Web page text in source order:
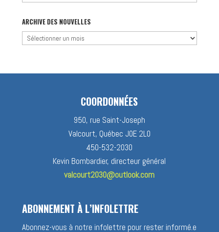
catégorie
ARCHIVE DES NOUVELLES
Archive
COORDONNÉES
950, rue Saint-Joseph
Valcourt, Québec J0E 2L0
450-532-2030
Kevin Bombardier, directeur général
valcourt2030@outlook.com
ABONNEMENT À L’INFOLETTRE
Abonnez-vous à notre infolettre pour rester informé.e